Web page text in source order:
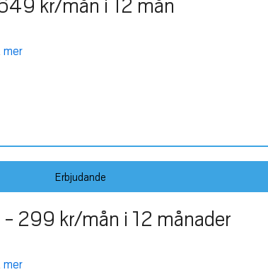
kr/mån i 12 mån
mer
Erbjudande
299 kr/mån i 12 månader
mer